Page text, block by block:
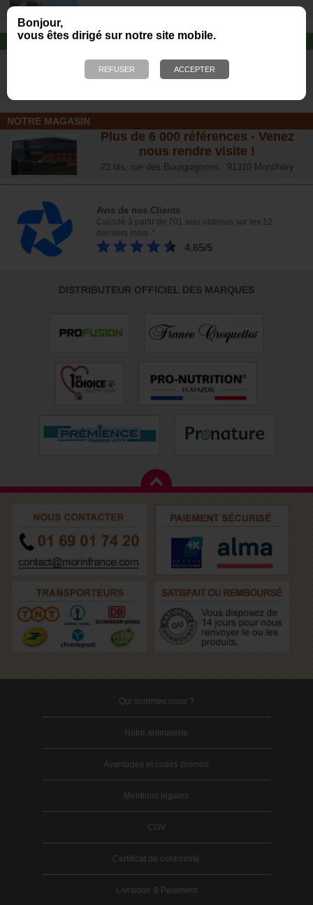
Bonjour,
vous êtes dirigé sur notre site mobile.
JOUET POUR CHAT
Offrez-lui un jouet pour des heures
de plaisirs !
NOTRE MAGASIN
Plus de 6 000 références - Venez
nous rendre visite !
23 bis, rue des Bourguignons, 91310 Montlhéry
Avis de nos Clients
Calculé à partir de 701 avis obtenus sur les 12
derniers mois. *
4.65/5
DISTRIBUTEUR OFFICIEL DES MARQUES
Qui sommes nous ?
Notre animalerie
Avantages et codes promos
Mentions légales
CGV
Certificat de conformité
Livraison & Paiement